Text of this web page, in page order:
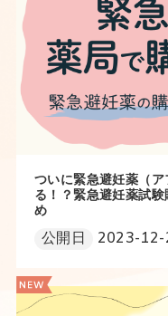
ついに緊急避妊薬（
る！？緊急避妊薬試
め
公開日 2023-12-